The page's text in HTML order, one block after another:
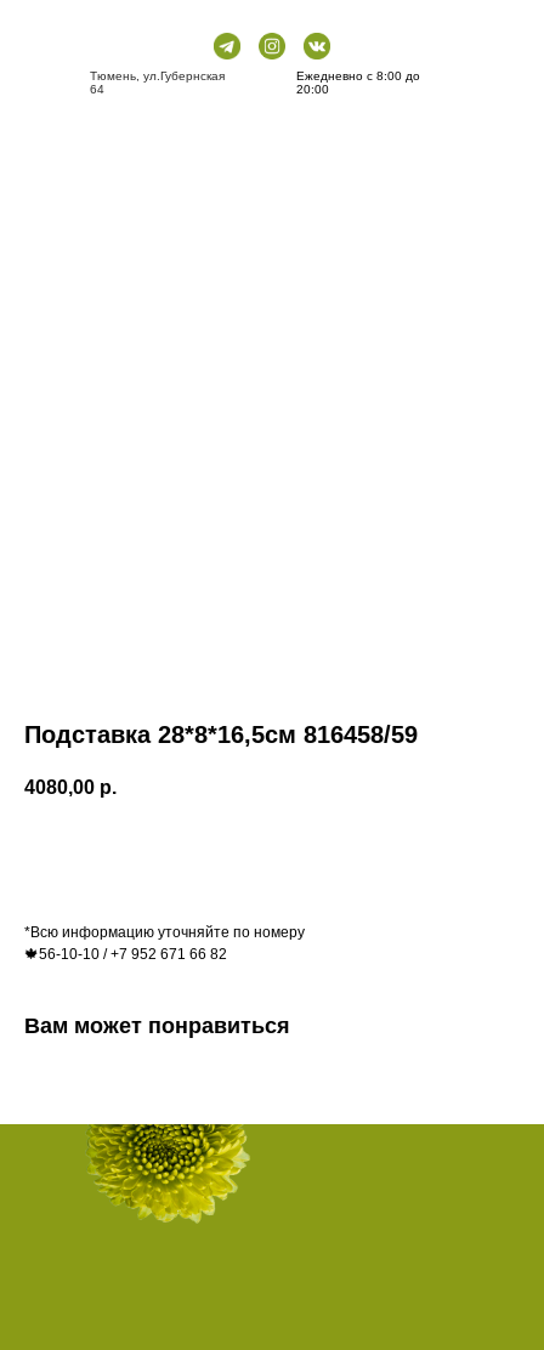
Тюмень, ул.Губернская
64
Ежедневно с 8:00 до
20:00
Подставка 28*8*16,5см 816458/59
4080,00 р.
*Всю информацию уточняйте по номеру
🍁56-10-10 / +7 952 671 66 82
Вам может понравиться